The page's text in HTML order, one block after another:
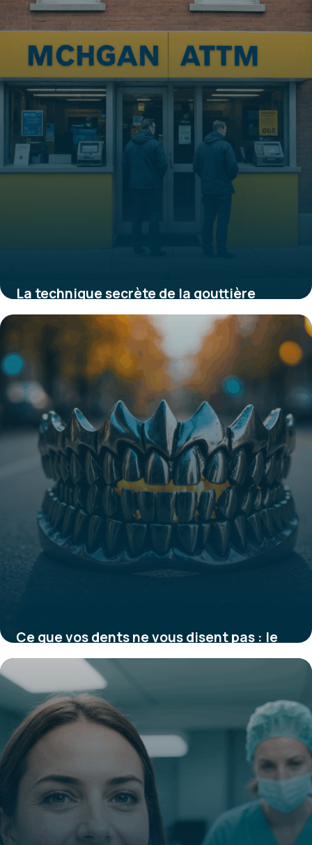
La technique secrète de la gouttière
Michigan qui révolutionne le traitement
du bruxisme et soulage durablement les
douleurs de l’ATM
25 août 2025
Ce que vos dents ne vous disent pas : le
danger invisible des couronnes
métalliques révélé par la science
21 août 2025